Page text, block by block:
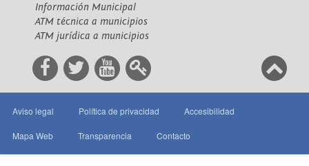
Información Municipal
ATM técnica a municipios
ATM jurídica a municipios
Aviso legal Política de privacidad Accesibilidad
Mapa Web Transparencia Contacto